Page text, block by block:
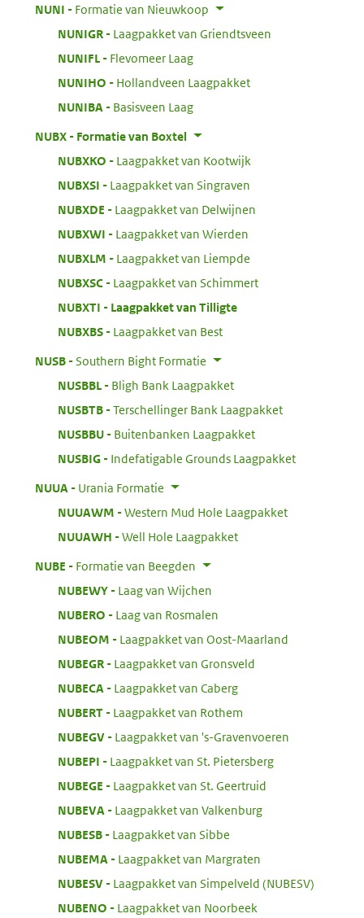
NUNI
Formatie van Nieuwkoop
NUNIGR:
Laagpakket van Griendtsveen
NUNIFL
Flevomeer Laag
NUNIHO
Hollandveen Laagpakket
NUNIBA
Basisveen Laag
NUBX:
Formatie van Boxtel
NUBXKO
Laagpakket van Kootwijk
NUBXSI
Laagpakket van Singraven
NUBXDE
Laagpakket van Delwijnen
NUBXWI
Laagpakket van Wierden
NUBXLM
Laagpakket van Liempde
NUBXSC:
Laagpakket van Schimmert
NUBXTI
Laagpakket van Tilligte
NUBXBS:
Laagpakket van Best
NUSB:
Southern Bight Formatie
NUSBBL
Bligh Bank Laagpakket
NUSBTB:
Terschellinger Bank Laagpakket
NUSBBU:
Buitenbanken Laagpakket
NUSBIG:
Indefatigable Grounds Laagpakket
NUUA
Urania Formatie
NUUAWM
Western Mud Hole Laagpakket
NUUAWH
Well Hole Laagpakket
NUBE
Formatie van Beegden
NUBEWY:
Laag van Wijchen
NUBERO
Laag van Rosmalen
NUBEOM
Laagpakket van Oost-Maarland
NUBEGR:
Laagpakket van Gronsveld
NUBECA
Laagpakket van Caberg
NUBERT:
Laagpakket van Rothem
NUBEGV:
Laagpakket van 's-Gravenvoeren
NUBEPI
Laagpakket van St. Pietersberg
NUBEGE
Laagpakket van St. Geertruid
NUBEVA
Laagpakket van Valkenburg
NUBESB:
Laagpakket van Sibbe
NUBEMA
Laagpakket van Margraten
NUBESV:
Laagpakket van Simpelveld (NUBESV)
NUBENO
Laagpakket van Noorbeek